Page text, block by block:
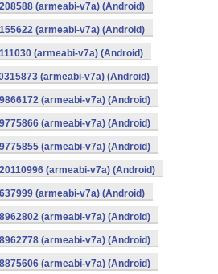
(armeabi-v7a) (Android)
(armeabi-v7a) (Android)
(armeabi-v7a) (Android)
(armeabi-v7a) (Android)
(armeabi-v7a) (Android)
(armeabi-v7a) (Android)
(armeabi-v7a) (Android)
(armeabi-v7a) (Android)
(armeabi-v7a) (Android)
(armeabi-v7a) (Android)
(armeabi-v7a) (Android)
(armeabi-v7a) (Android)